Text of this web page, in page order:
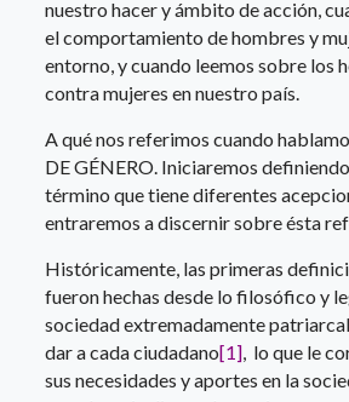
nuestro hacer y ámbito de acción,
el comportamiento de hombres y
entorno, y cuando leemos sobre los
contra mujeres en nuestro país.
A qué nos referimos cuando
DE GÉNERO. Iniciaremos
término que tiene diferentes
entraremos a discernir sobre ésta
Históricamente, las primeras
fueron hechas desde lo filosófico y
sociedad extremadamente
dar a cada ciudadano[1], lo que le
sus necesidades y aportes en la